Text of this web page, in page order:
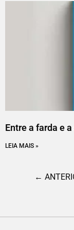
Entre a farda e
LEIA MAIS »
←